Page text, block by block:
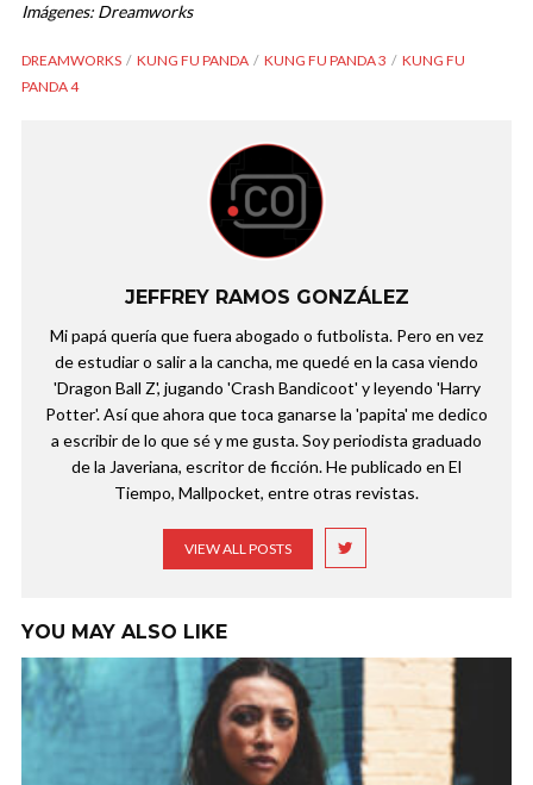
Imágenes: Dreamworks
DREAMWORKS KUNG FU PANDA KUNG FU PANDA 3
KUNG FU
PANDA 4
JEFFREY RAMOS GONZÁLEZ
Mi papá quería que fuera abogado o futbolista. Pero en vez
de estudiar o salir a la cancha, me quedé en la casa viendo
'Dragon Ball Z', jugando 'Crash Bandicoot' y leyendo 'Harry
Potter'. Así que ahora que toca ganarse la 'papita' me dedico
a escribir de lo que sé y me gusta. Soy periodista graduado
de la Javeriana, escritor de ficción. He publicado en El
Tiempo, Mallpocket, entre otras revistas.
VIEW ALL POSTS
YOU MAY ALSO LIKE